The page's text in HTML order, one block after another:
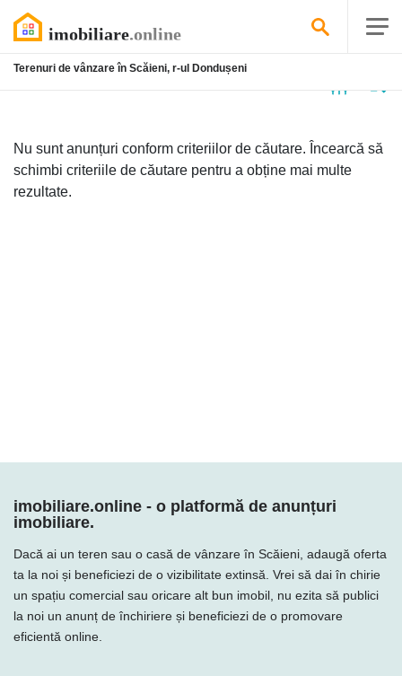
Terenuri de vânzare în Scăieni, r-ul Dondușeni
Nu sunt anunțuri conform criteriilor de căutare. Încearcă să
schimbi criteriile de căutare pentru a obține mai multe
rezultate.
imobiliare.online - o platformă de anunțuri
imobiliare.
Dacă ai un teren sau o casă de vânzare în Scăieni, adaugă oferta
ta la noi și beneficiezi de o vizibilitate extinsă. Vrei să dai în chirie
un spațiu comercial sau oricare alt bun imobil, nu ezita să publici
la noi un anunț de închiriere și beneficiezi de o promovare
eficientă online.